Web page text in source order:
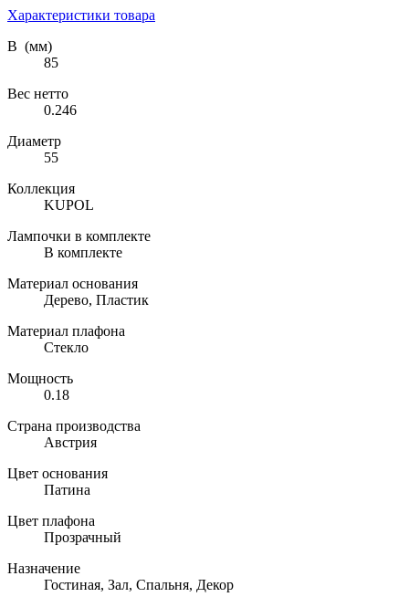
Характеристики товара
В (мм)
85
Вес нетто
0.246
Диаметр
55
Коллекция
KUPOL
Лампочки в комплекте
В комплекте
Материал основания
Дерево, Пластик
Материал плафона
Стекло
Мощность
0.18
Страна производства
Австрия
Цвет основания
Патина
Цвет плафона
Прозрачный
Назначение
Гостиная, Зал, Спальня, Декор